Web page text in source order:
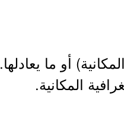
أو ما يعادلها.